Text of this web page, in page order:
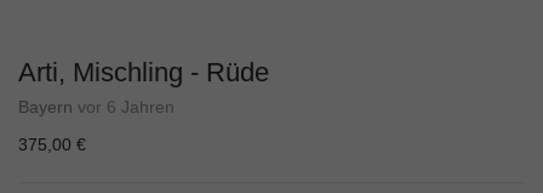
Arti, Mischling - Rüde
Bayern vor 6 Jahren
375,00 €